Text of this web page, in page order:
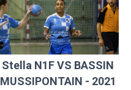
Stella N1F VS BASSIN
MUSSIPONTAIN - 2021